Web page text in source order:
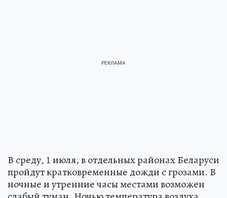
В среду, 1 июля, в отдельных районах Беларуси
пройдут кратковременные дожди с грозами. В
ночные и утренние часы местами возможен